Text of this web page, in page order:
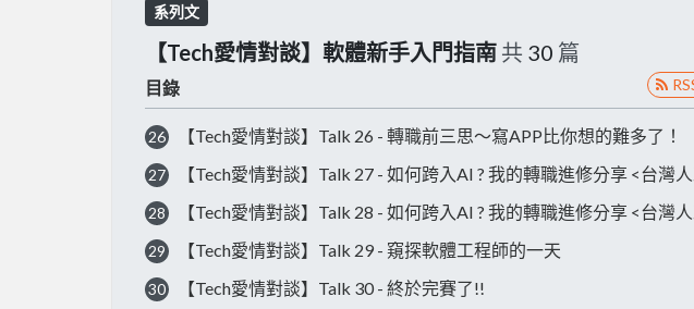
系列文
【Tech愛情對談】軟體新手入門指南 共 30 篇
目錄
26 【Tech愛情對談】Talk 26 - 轉職前三思～寫APP比你想的難多了！
27 【Tech愛情對談】Talk 27 - 如何跨入AI ? 我的轉職進修分享 <台灣
28 【Tech愛情對談】Talk 28 - 如何跨入AI ? 我的轉職進修分享 <台灣
29 【Tech愛情對談】Talk 29 - 窺探軟體工程師的一天
30
【Tech愛情對談】Talk 30 - 終於完賽了!!